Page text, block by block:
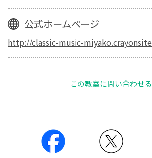
公式ホームページ
http://classic-music-
この教室に問い合わせる